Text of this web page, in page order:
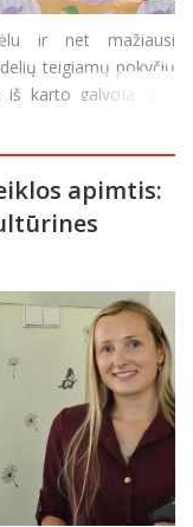
ir net mažiausi
teigiamų pokyčių
karto galvoja apie
Į pagalbą skuba
apimtis: